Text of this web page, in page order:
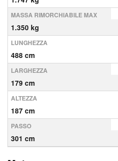
MASSA RIMORCHIABILE MAX
1.350 kg
LUNGHEZZA
488 cm
LARGHEZZA
179 cm
ALTEZZA
187 cm
PASSO
301 cm